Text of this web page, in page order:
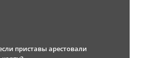
приставы арестовали